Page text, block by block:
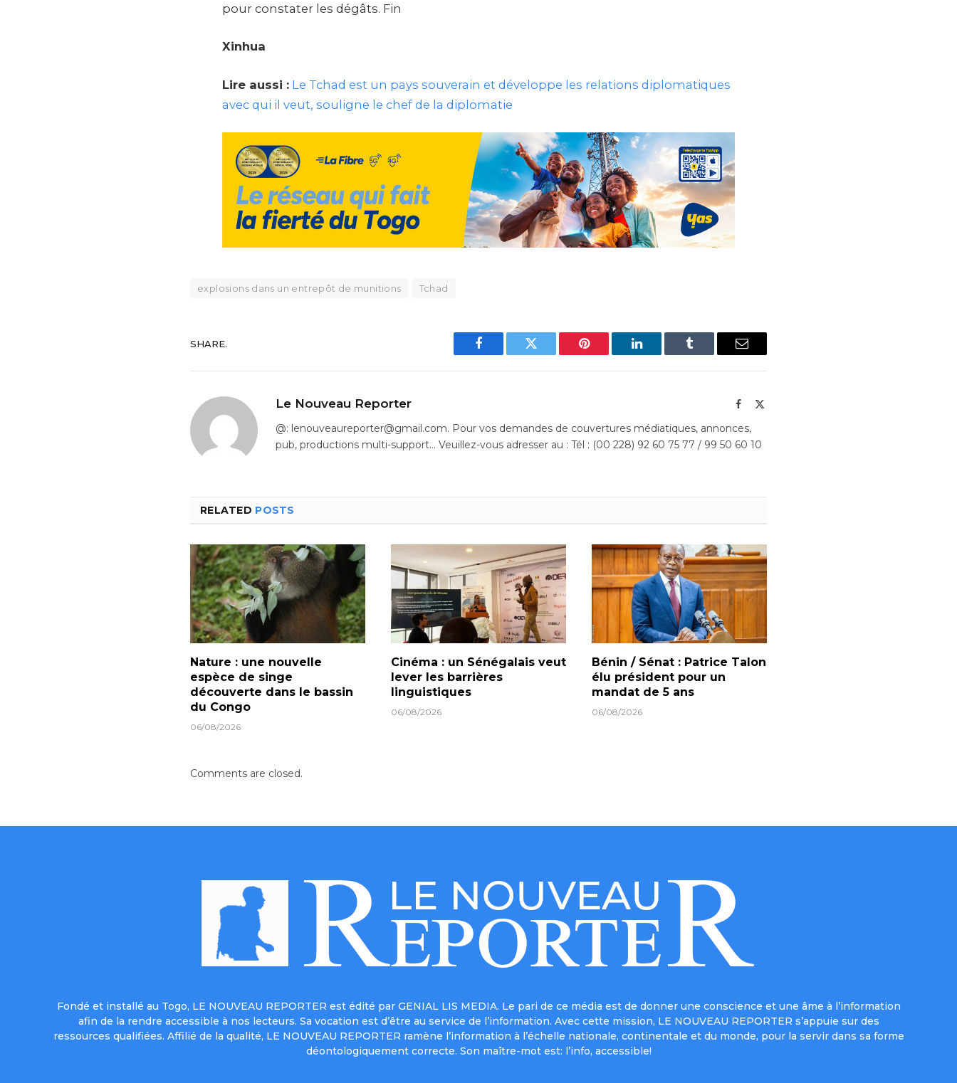
pour constater les dégâts. Fin
Xinhua
Lire aussi : Le Tchad est un pays souverain et développe les relations diplomatiques
avec qui il veut, souligne le chef de la diplomatie
explosions dans un entrepôt de munitions Tchad
SHARE.
Facebook Twitter Pinterest LinkedIn Tumblr Email
Le Nouveau Reporter Facebook
@: lenouveaureporter@gmail.com. Pour vos demandes de couvertures médiatiques, annonces,
pub, productions multi-support… Veuillez-vous adresser au : Tél : (00 228) 92 60 75 77 / 99 50 60 10
RELATED POSTS
Nature : une nouvelle
espèce de singe
découverte dans le bassin
du Congo
06/08/2026
Cinéma : un Sénégalais veut
lever les barrières
linguistiques
06/08/2026
Bénin / Sénat : Patrice Talon
élu président pour un
mandat de 5 ans
06/08/2026
Comments are closed.
Fondé et installé au Togo, LE NOUVEAU REPORTER est édité par GENIAL LIS MEDIA. Le pari de ce média est de donner une conscience et une âme à l’information
afin de la rendre accessible à nos lecteurs. Sa vocation est d’être au service de l’information. Avec cette mission, LE NOUVEAU REPORTER s’appuie sur des
ressources qualifiées. Affilié de la qualité, LE NOUVEAU REPORTER ramène l’information à l’échelle nationale, continentale et du monde, pour la servir dans sa forme
déontologiquement correcte. Son maître-mot est: l’info, accessible!